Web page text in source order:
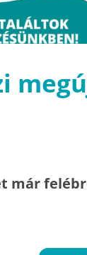
már